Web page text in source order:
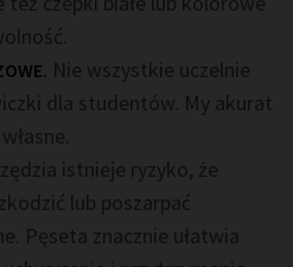
Nie wszystkie uczelnie
dla studentów. My akurat
istnieje ryzyko, że
lub poszarpać
Pęseta znacznie ułatwia